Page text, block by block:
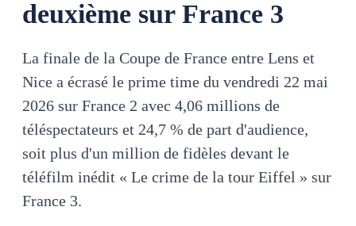
deuxième sur France 3
La finale de la Coupe de France entre Lens et
Nice a écrasé le prime time du vendredi 22 mai
2026 sur France 2 avec 4,06 millions de
téléspectateurs et 24,7 % de part d'audience,
soit plus d'un million de fidèles devant le
téléfilm inédit « Le crime de la tour Eiffel » sur
France 3.